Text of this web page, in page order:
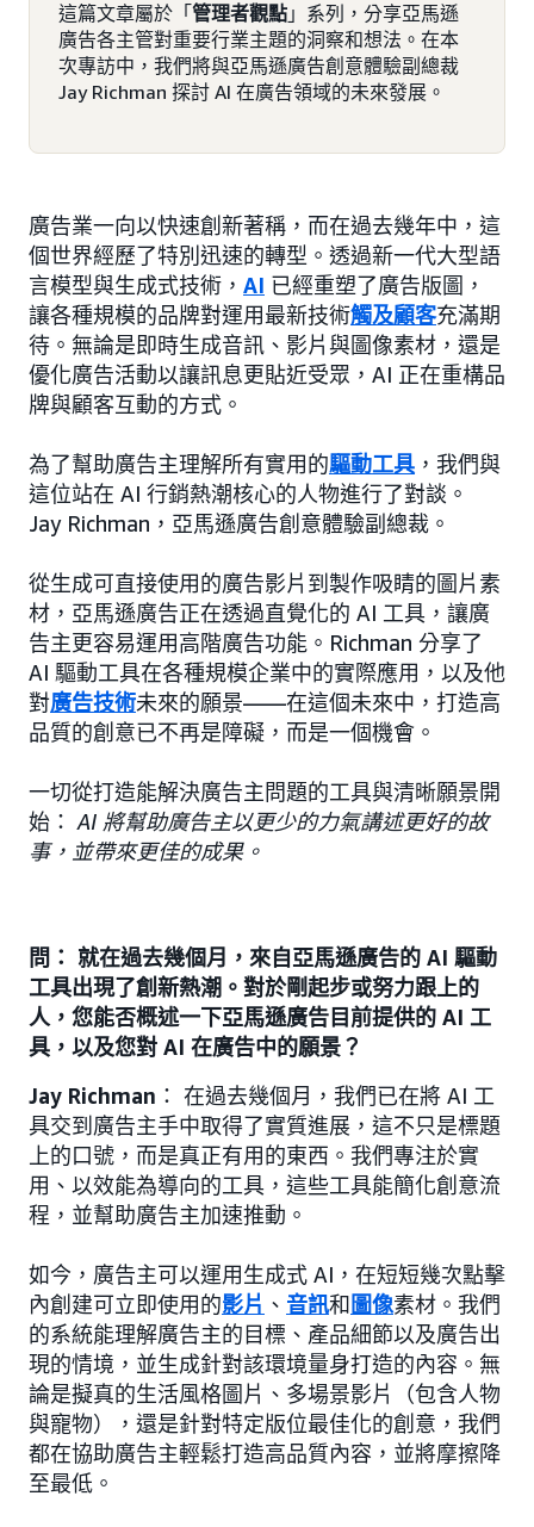
這篇文章屬於「管理者觀點 」系列，分享亞馬遜
廣告各主管對重要行業主題的洞察和想法。在本
次專訪中，我們將與亞馬遜廣告創意體驗副總裁
Jay Richman 探討 AI 在廣告領域的未來發展。
廣告業一向以快速創新著稱，而在過去幾年中，這
個世界經歷了特別迅速的轉型。透過新一代大型語
言模型與生成式技術， AI 已經重塑了廣告版圖，
讓各種規模的品牌對運用最新技術觸及顧客充滿期
待。無論是即時生成音訊、影片與圖像素材，還是
優化廣告活動以讓訊息更貼近受眾，AI 正在重構品
牌與顧客互動的方式。
為了幫助廣告主理解所有實用的驅動工具 ，我們與
這位站在 AI 行銷熱潮核心的人物進行了對談。
Jay Richman，亞馬遜廣告創意體驗副總裁。
從生成可直接使用的廣告影片到製作吸睛的圖片素
材，亞馬遜廣告正在透過直覺化的 AI 工具，讓廣
告主更容易運用高階廣告功能。Richman 分享了
AI 驅動工具在各種規模企業中的實際應用，以及他
對廣告技術未來的願景——在這個未來中，打造高
品質的創意已不再是障礙，而是一個機會。
一切從打造能解決廣告主問題的工具與清晰願景開
始： AI 將幫助廣告主以更少的力氣講述更好的故
事，並帶來更佳的成果。
問： 就在過去幾個月，來自亞馬遜廣告的 AI 驅動
工具出現了創新熱潮。對於剛起步或努力跟上的
人，您能否概述一下亞馬遜廣告目前提供的 AI 工
具，以及您對 AI 在廣告中的願景？
Jay Richman ： 在過去幾個月，我們已在將 AI 工
具交到廣告主手中取得了實質進展，這不只是標題
上的口號，而是真正有用的東西。我們專注於實
用、以效能為導向的工具，這些工具能簡化創意流
程，並幫助廣告主加速推動。
如今，廣告主可以運用生成式 AI，在短短幾次點擊
內創建可立即使用的影片 、 音訊和圖像素材。我們
的系統能理解廣告主的目標、產品細節以及廣告出
現的情境，並生成針對該環境量身打造的內容。無
論是擬真的生活風格圖片、多場景影片（包含人物
與寵物），還是針對特定版位最佳化的創意，我們
都在協助廣告主輕鬆打造高品質內容，並將摩擦降
至最低。